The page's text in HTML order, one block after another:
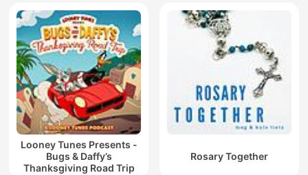
Looney Tunes Presents -
Bugs & Daffy’s
Thanksgiving Road Trip
Rosary Together